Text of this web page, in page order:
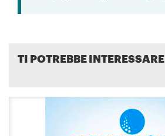
TI POTREBBE INTERESSARE